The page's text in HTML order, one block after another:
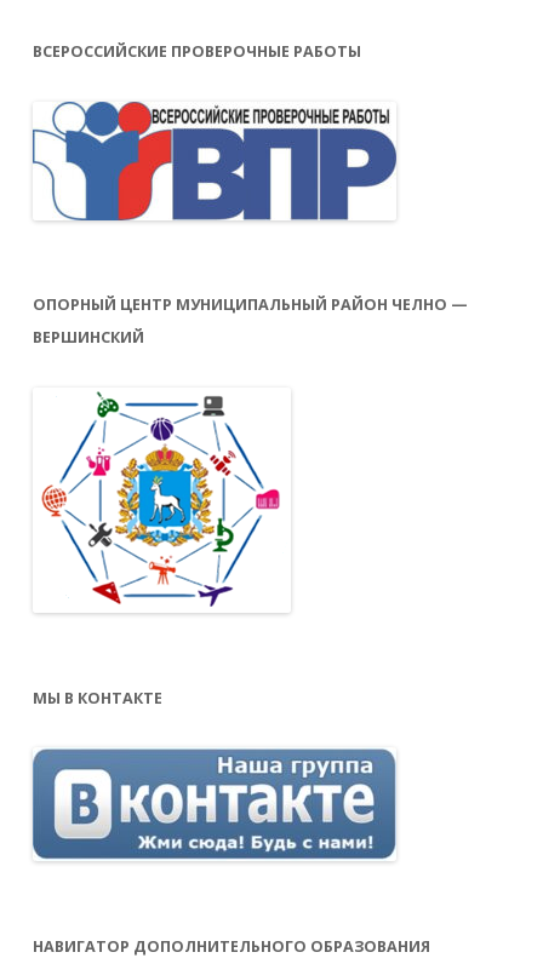
ВСЕРОССИЙСКИЕ ПРОВЕРОЧНЫЕ РАБОТЫ
ОПОРНЫЙ ЦЕНТР МУНИЦИПАЛЬНЫЙ РАЙОН ЧЕЛНО —
ВЕРШИНСКИЙ
МЫ В КОНТАКТЕ
НАВИГАТОР ДОПОЛНИТЕЛЬНОГО ОБРАЗОВАНИЯ